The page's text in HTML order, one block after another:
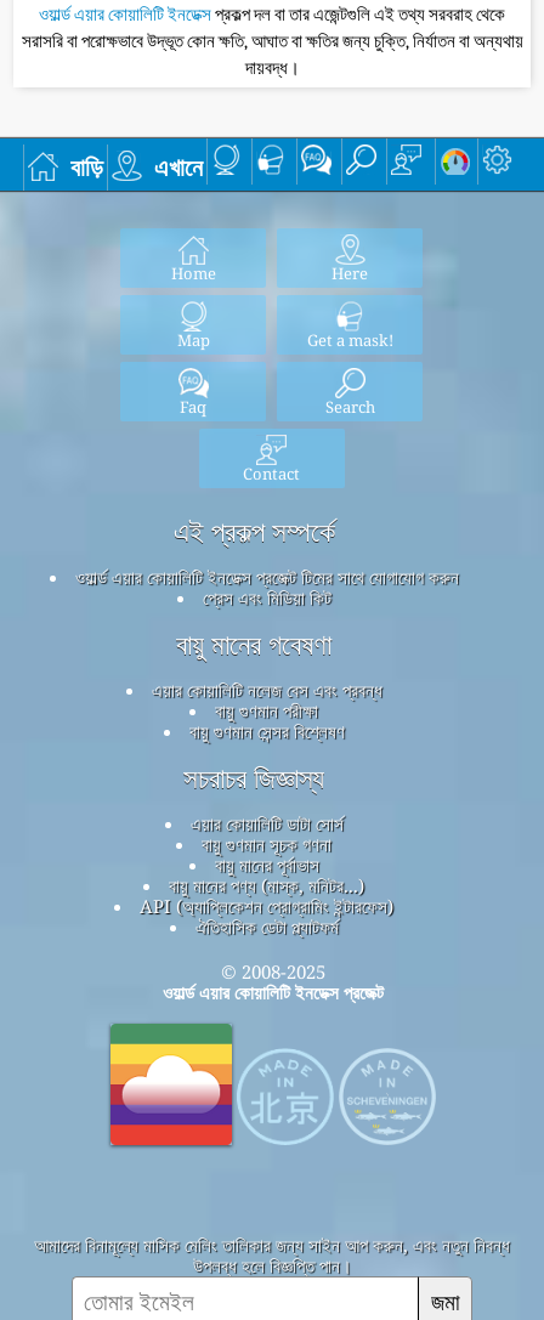
ওয়ার্ল্ড এয়ার কোয়ালিটি ইনডেক্সপ্রকল্প দল বা তার এজেন্টগুলি এই তথ্য সরবরাহ থেকে
সরাসরি বা পরোক্ষভাবে উদ্ভূত কোন ক্ষতি, আঘাত বা ক্ষতির জন্য চুক্তি, নির্যাতন বা অন্যথায়
দায়বদ্ধ।
বাড়ি এখানে
Home Here
Map Get a mask!
Faq Search
Contact
এই প্রকল্প সম্পর্কে
ওয়ার্ল্ড এয়ার কোয়ালিটি ইনডেক্স প্রজেক্ট টিমের সাথে যোগাযোগ করুন
প্রেস এবং মিডিয়া কিট
বায়ু মানের গবেষণা
এয়ার কোয়ালিটি নলেজ বেস এবং প্রবন্ধ
বায়ু গুণমান পরীক্ষা
বায়ু গুণমান সেন্সর বিশ্লেষণ
সচরাচর জিজ্ঞাস্য
এয়ার কোয়ালিটি ডাটা সোর্স
বায়ু গুণমান সূচক গণনা
বায়ু মানের পূর্বাভাস
বায়ু মানের পণ্য (মাস্ক, মনিটর...)
API (অ্যাপ্লিকেশন প্রোগ্রামিং ইন্টারফেস)
ঐতিহাসিক ডেটা প্ল্যাটফর্ম
© 2008-2025
ওয়ার্ল্ড এয়ার কোয়ালিটি ইনডেক্স প্রজেক্ট
আমাদের বিনামূল্যে মাসিক মেলিং তালিকার জন্য সাইন আপ করুন, এবং নতুন নিবন্ধ
উপলব্ধ হলে বিজ্ঞপ্তি পান।
জমা